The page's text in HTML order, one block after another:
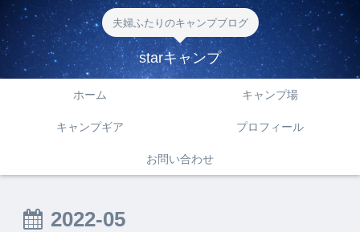
夫婦ふたりのキャンプブログ
starキャンプ
ホーム キャンプ場
キャンプギア プロフィール
お問い合わせ
2022-05